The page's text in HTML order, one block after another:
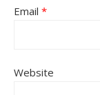
Email *
Website